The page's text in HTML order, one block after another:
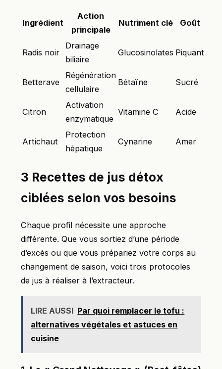
Ingrédient
Action
principale
Nutriment clé Goût
Radis noir
Drainage
biliaire
Glucosinolates Piquant
Betterave
Régénération
cellulaire
Bétaïne Sucré
Citron
Activation
enzymatique
Vitamine C Acide
Artichaut
Protection
hépatique
Cynarine Amer
3 Recettes de jus détox
ciblées selon vos besoins
Chaque profil nécessite une approche
différente. Que vous sortiez d’une période
d’excès ou que vous prépariez votre corps au
changement de saison, voici trois protocoles
de jus à réaliser à l’extracteur.
LIRE AUSSI Par quoi remplacer le tofu :
alternatives végétales et astuces en
cuisine